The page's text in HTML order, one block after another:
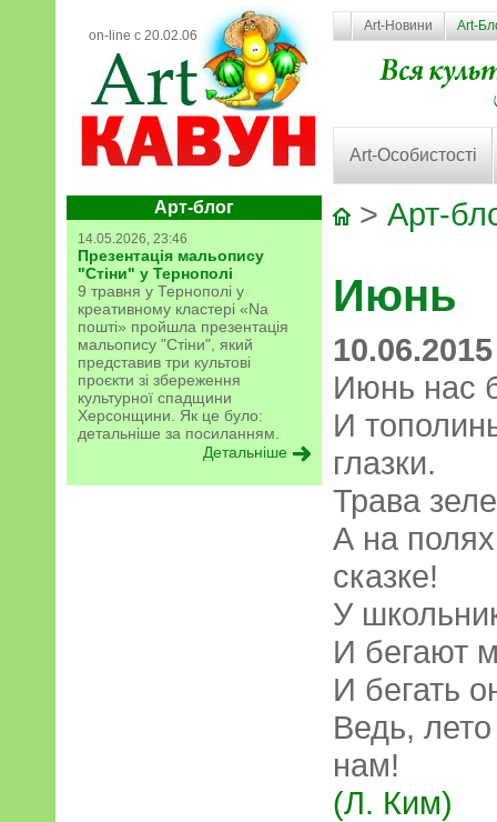
on-line с 20.02.06
Art-Новини Art-
Art-Особистості
Арт-блог
14.05.2026, 23:46
Презентація мальопису
"Стіни" у Тернополі
9 травня у Тернополі у
креативному кластері «Na
пошті» пройшла презентація
мальопису "Стіни", який
представив три культові
проєкти зі збереження
культурної спадщини
Херсонщини. Як це було:
детальніше за посиланням.
Детальніше
> Арт-
Июнь
Июнь нас
И
глазки.
Трава
А на
сказке!
У
И бегают
И бегать
Ведь,
нам!
(Л. Ким)